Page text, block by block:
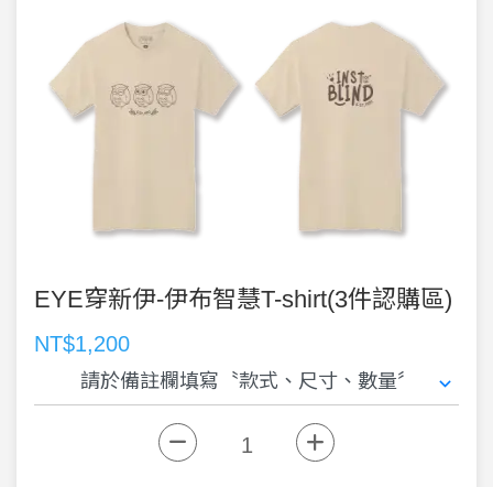
EYE穿新伊-伊布智慧T-shirt(3件認購區)
NT$1,200